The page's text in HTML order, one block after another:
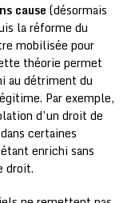
cause (désormais
la réforme du
mobilisée pour
théorie permet
au détriment du
Par exemple,
d’un droit de
certaines
enrichi sans
droit.